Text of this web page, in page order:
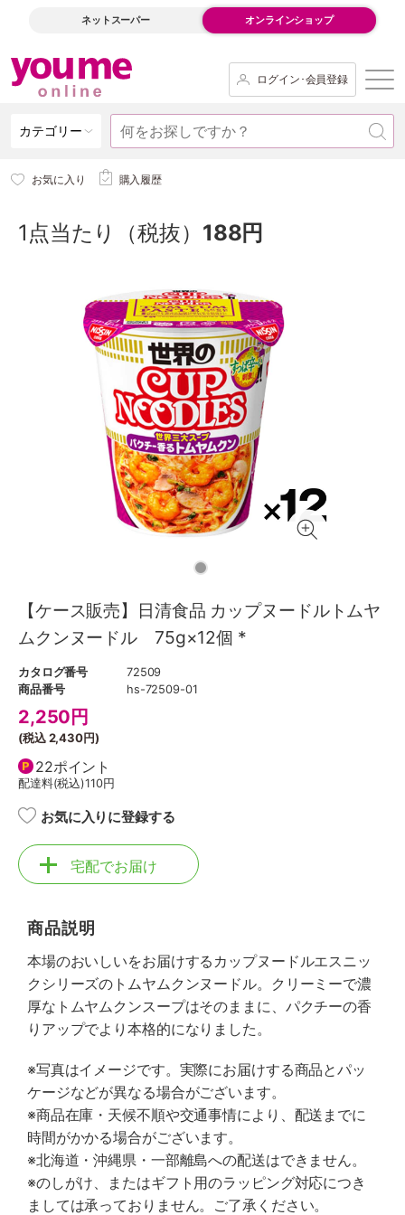
ネットスーパー オンラインショップ
ログイン･会員登録
カテゴリー
お気に入り 購入履歴
1点当たり（税抜） 188円
【ケース販売】日清食品 カップヌードルトムヤ
ムクンヌードル 75g×12個 *
カタログ番号
72509
商品番号
hs-72509-01
2,250 円
(税込2,430円)
22ポイント
配達料(税込)110円
お気に入りに登録する
宅配でお届け
商品説明
本場のおいしいをお届けするカップヌードルエスニッ
クシリーズのトムヤムクンヌードル。クリーミーで濃
厚なトムヤムクンスープはそのままに、パクチーの香
りアップでより本格的になりました。
※写真はイメージです。実際にお届けする商品とパッ
ケージなどが異なる場合がございます。
※商品在庫・天候不順や交通事情により、配送までに
時間がかかる場合がございます。
※北海道・沖縄県・一部離島への配送はできません。
※のしがけ、またはギフト用のラッピング対応につき
ましては承っておりません。ご了承ください。